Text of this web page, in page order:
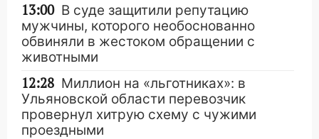
13:00 В суде защитили репутацию
мужчины, которого необоснованно
обвиняли в жестоком обращении с
животными
12:28 Миллион на «льготниках»: в
Ульяновской области перевозчик
провернул хитрую схему с чужими
проездными